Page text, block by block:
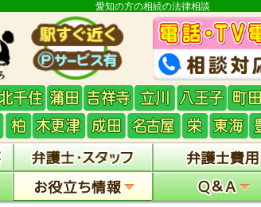
愛知の方の相続の法律相談